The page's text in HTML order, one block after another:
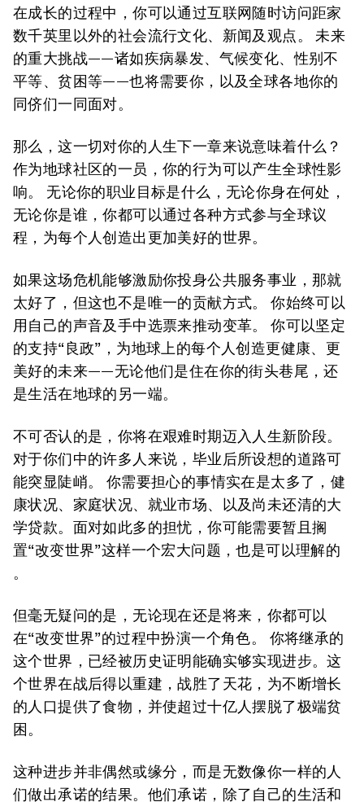
在成长的过程中，你可以通过互联网随时访问距家
数千英里以外的社会流行文化、新闻及观点。 未来
的重大挑战——诸如疾病暴发、气候变化、性别不
平等、贫困等——也将需要你，以及全球各地你的
同侪们一同面对。
那么，这一切对你的人生下一章来说意味着什么？
作为地球社区的一员，你的行为可以产生全球性影
响。 无论你的职业目标是什么，无论你身在何处，
无论你是谁，你都可以通过各种方式参与全球议
程，为每个人创造出更加美好的世界。
如果这场危机能够激励你投身公共服务事业，那就
太好了，但这也不是唯一的贡献方式。 你始终可以
用自己的声音及手中选票来推动变革。 你可以坚定
的支持“良政”，为地球上的每个人创造更健康、更
美好的未来——无论他们是住在你的街头巷尾，还
是生活在地球的另一端。
不可否认的是，你将在艰难时期迈入人生新阶段。
对于你们中的许多人来说，毕业后所设想的道路可
能突显陡峭。 你需要担心的事情实在是太多了，健
康状况、家庭状况、就业市场、以及尚未还清的大
学贷款。面对如此多的担忧，你可能需要暂且搁
置“改变世界”这样一个宏大问题，也是可以理解的
。
但毫无疑问的是，无论现在还是将来，你都可以
在“改变世界”的过程中扮演一个角色。 你将继承的
这个世界，已经被历史证明能确实够实现进步。这
个世界在战后得以重建，战胜了天花，为不断增长
的人口提供了食物，并使超过十亿人摆脱了极端贫
困。
这种进步并非偶然或缘分，而是无数像你一样的人
们做出承诺的结果。他们承诺，除了自己的生活和